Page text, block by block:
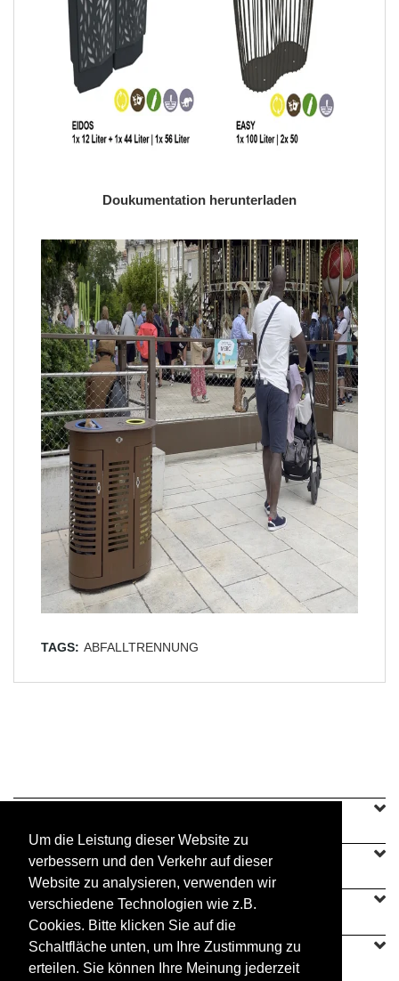
Um die Leistung dieser Website zu
verbessern und den Verkehr auf dieser
Website zu analysieren, verwenden wir
verschiedene Technologien wie z.B.
Cookies. Bitte klicken Sie auf die
Schaltfläche unten, um Ihre Zustimmung zu
erteilen. Sie können Ihre Meinung jederzeit
Doukumentation herunterladen
TAGS: ABFALLTRENNUNG
UNSERE ANGEBOTE
MIT UNS VERBINDEN